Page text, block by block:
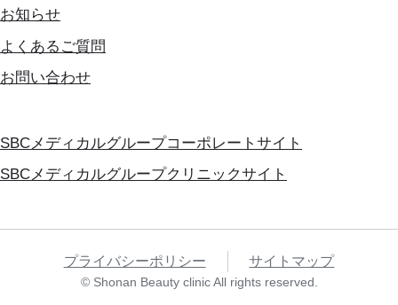
お知らせ
よくあるご質問
お問い合わせ
SBCメディカルグループコーポレートサイト
SBCメディカルグループクリニックサイト
プライバシーポリシー サイトマップ
© Shonan Beauty clinic All rights reserved.